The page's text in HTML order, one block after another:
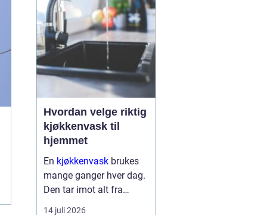
elektrikere rykker ut ute...
Hvordan velge riktig
kjøkkenvask til
hjemmet
En kjøkkenvask brukes
mange ganger hver dag.
Den tar imot alt fra
tunge gryter til skarpe
14 juli 2026